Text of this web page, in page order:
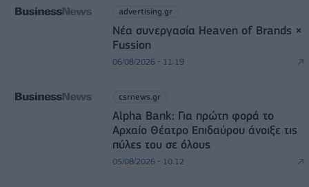
advertising.gr
Νέα συνεργασία Heaven of Brands ×
Fussion
06/08/2026 - 11:19
csrnews.gr
Alpha Bank: Για πρώτη φορά το
Αρχαίο Θέατρο Επιδαύρου άνοιξε τις
πύλες του σε όλους
05/08/2026 - 10:12